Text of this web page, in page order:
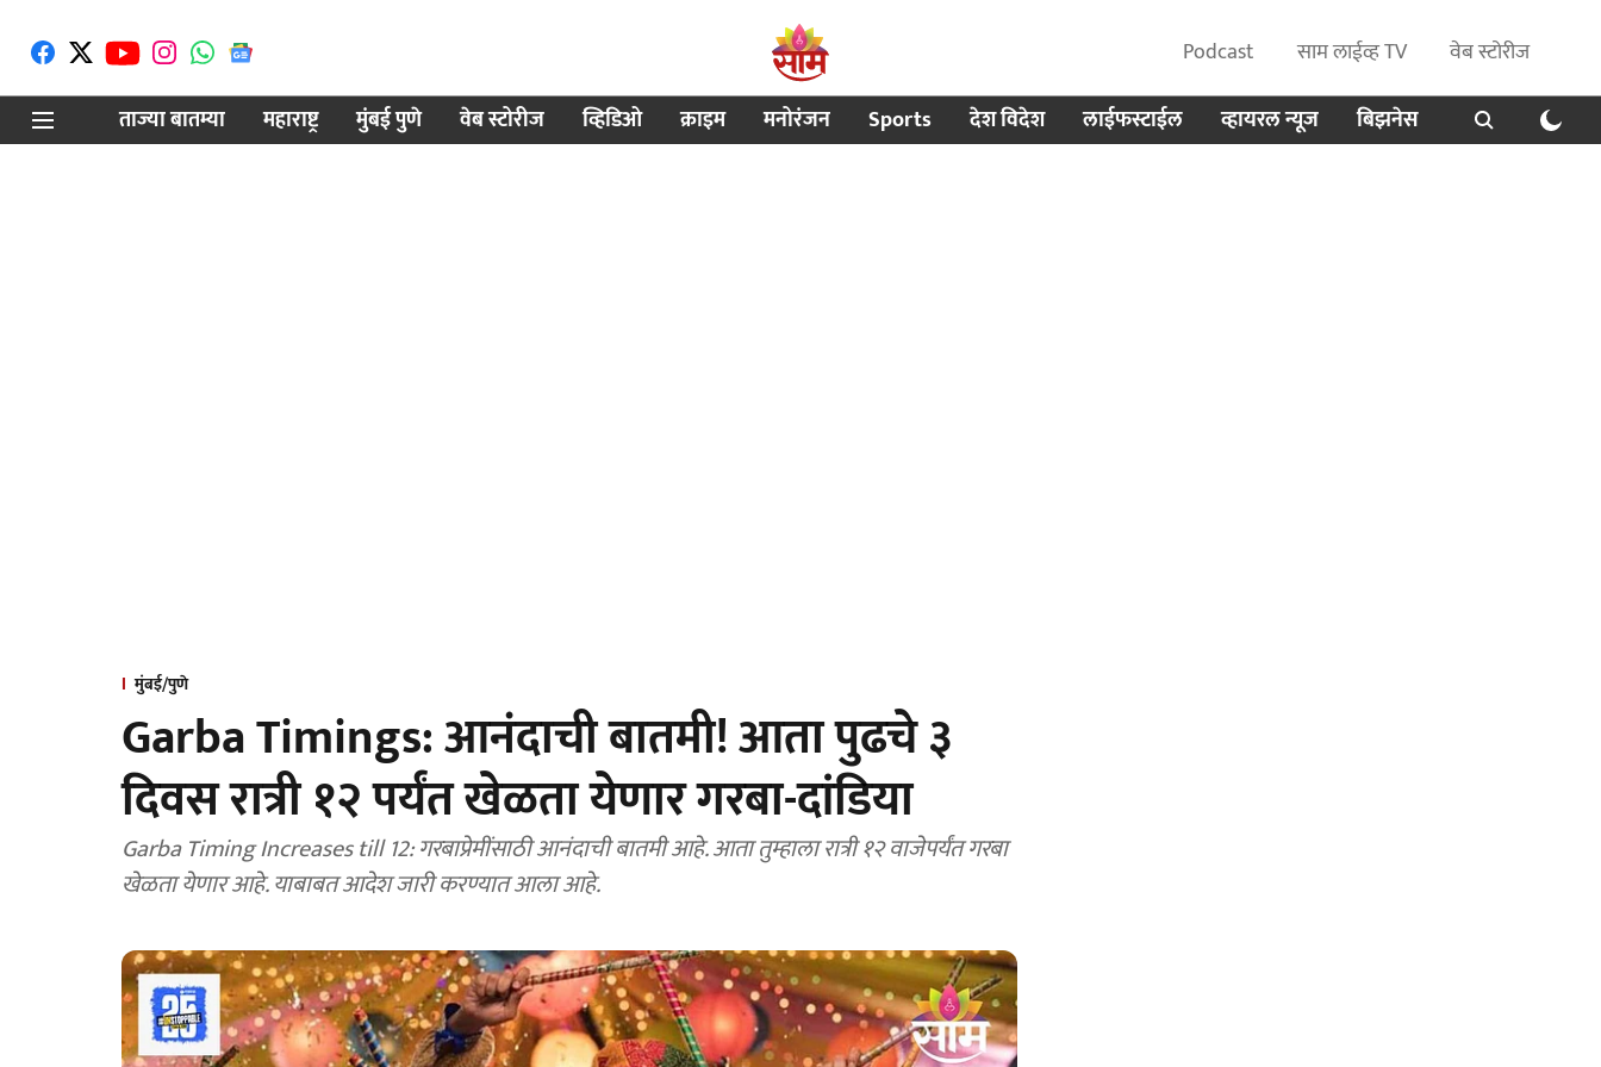
Podcast साम लाईव्ह TV
वेब स्टोरीज
ताज्या बातम्या
महाराष्ट्र मुंबई पुणे वेब स्टोरीज व्हिडिओ क्राइम मनोरंजन Sports देश विदेश लाईफस्टाईल व्हायरल न्यूज बिझनेस
मुंबई/पुणे
Garba Timings: आनंदाची बातमी! आता पुढचे ३
दिवस रात्री १२ पर्यंत खेळता येणार गरबा-दांडिया
Garba Timing Increases till 12: गरबाप्रेमींसाठी आनंदाची बातमी आहे. आता तुम्हाला रात्री १२ वाजेपर्यंत गरबा
खेळता येणार आहे. याबाबत आदेश जारी करण्यात आला आहे.